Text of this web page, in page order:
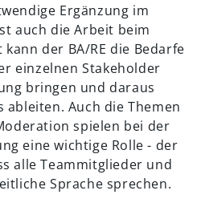
Ergänzung im
auch die Arbeit beim
der BA/RE die Bedarfe
einzelnen Stakeholder
bringen und daraus
ableiten. Auch die Themen
spielen bei der
eine wichtige Rolle - der
alle Teammitglieder und
Sprache sprechen.